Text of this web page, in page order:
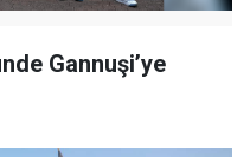
Gannuşi’ye